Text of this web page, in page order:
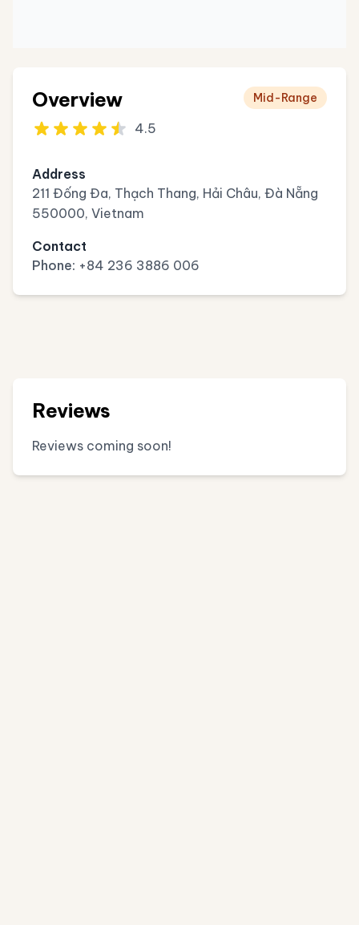
Overview
4.5
Mid-Range
Address
211 Đống Đa, Thạch Thang, Hải Châu, Đà Nẵng
550000, Vietnam
Contact
Phone: +84 236 3886 006
Reviews
Reviews coming soon!